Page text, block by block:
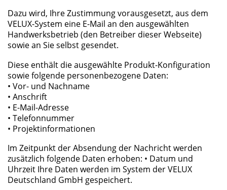
Dazu wird, Ihre Zustimmung vorausgesetzt, aus dem
VELUX-System eine E-Mail an den ausgewählten
Handwerksbetrieb (den Betreiber dieser Webseite)
sowie an Sie selbst gesendet.
Diese enthält die ausgewählte Produkt-Konfiguration
sowie folgende personenbezogene Daten:
• Vor- und Nachname
• Anschrift
• E-Mail-Adresse
• Telefonnummer
• Projektinformationen
Im Zeitpunkt der Absendung der Nachricht werden
zusätzlich folgende Daten erhoben: • Datum und
Uhrzeit Ihre Daten werden im System der VELUX
Deutschland GmbH gespeichert.